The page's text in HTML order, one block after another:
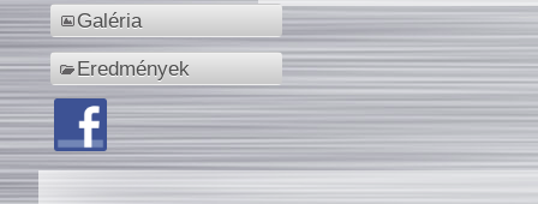
Galéria
Eredmények